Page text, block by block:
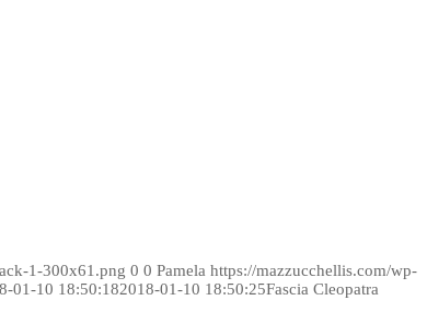
1-300x61.png 0 0 Pamela https://mazzucchellis.com/wp-
01-10 18:50:182018-01-10 18:50:25Fascia Cleopatra